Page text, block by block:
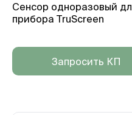
Сенсор одноразовый
прибора TruScreen
Запросить КП